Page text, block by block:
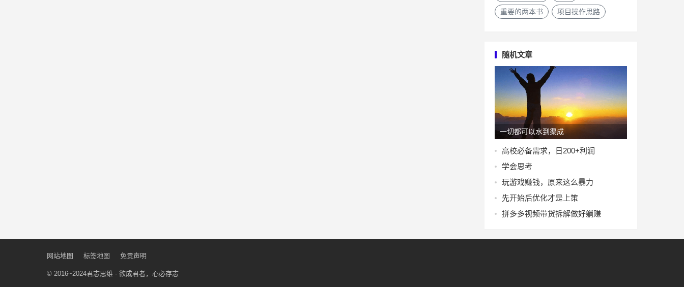
重要的两本书 项目操作思路
随机文章
一切都可以水到渠成
高校必备需求，日200+利润
学会思考
玩游戏赚钱，原来这么暴力
先开始后优化才是上策
拼多多视频带货拆解做好躺赚
网站地图 标签地图 免责声明
© 2016~2024君志思维 - 欲成君者，心必存志